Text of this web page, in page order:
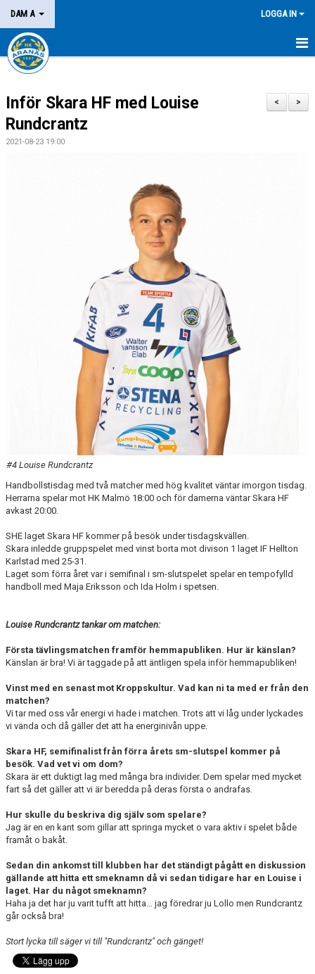
DAM A LOGGA IN
HEM
NYHETER
KALENDER
>
<
Inför Skara HF med Louise
Rundcrantz
2021-08-23 19:00
#4 Louise Rundcrantz
Handbollstisdag med två matcher med hög kvalitet väntar imorgon tisdag.
Herrarna spelar mot HK Malmö 18:00 och för damerna väntar Skara HF
avkast 20:00.
SHE laget Skara HF kommer på besök under tisdagskvällen.
Skara inledde gruppspelet med vinst borta mot divison 1 laget IF Hellton
Karlstad med 25-31.
Laget som förra året var i semifinal i sm-slutspelet spelar en tempofylld
handboll med Maja Eriksson och Ida Holm i spetsen.
Louise Rundcrantz tankar om matchen:
Första tävlingsmatchen framför hemmapubliken. Hur är känslan?
Känslan är bra! Vi är taggade på att äntligen spela inför hemmapubliken!
Vinst med en senast mot Kroppskultur. Vad kan ni ta med er från den
matchen?
Vi tar med oss vår energi vi hade i matchen. Trots att vi låg under lyckades
vi vända och då gäller det att ha energinivån uppe.
Skara HF, semifinalist från förra årets sm-slutspel kommer på
besök. Vad vet vi om dom?
Skara är ett duktigt lag med många bra individer. Dem spelar med mycket
fart så det gäller att vi är beredda på deras första o andrafas.
Hur skulle du beskriva dig själv som spelare?
Jag är en en kant som gillar att springa mycket o vara aktiv i spelet både
framåt o bakåt.
Sedan din ankomst till klubben har det ständigt pågått en diskussion
gällande att hitta ett smeknamn då vi sedan tidigare har en Louise i
laget. Har du något smeknamn?
Haha ja det har ju varit tufft att hitta… jag föredrar ju Lollo men Rundcrantz
går också bra!
Stort lycka till säger vi till "Rundcrantz" och gänget!